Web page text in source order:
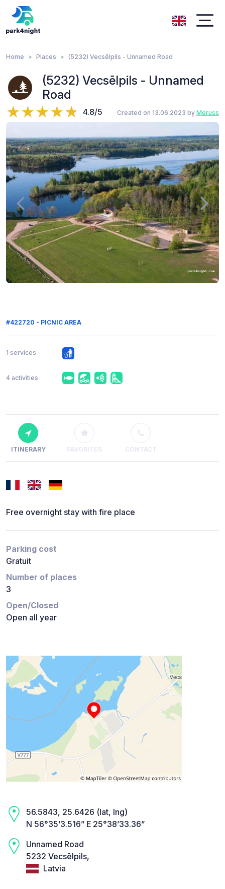
Home Places (5232) Vecsēlpils - Unnamed Road
(5232) Vecsēlpils - Unnamed
Road
4.8/5 Created on 13.06.2023 by Meruss
#422720 - PICNIC AREA
1 services
4 activities
ITINERARY FAVORITES CONTACT
Free overnight stay with fire place
Parking cost
Gratuit
Number of places
3
Open/Closed
Open all year
56.5843, 25.6426 (lat, lng)
N 56°35’3.516” E 25°38’33.36”
Unnamed Road
5232 Vecsēlpils,
Latvia